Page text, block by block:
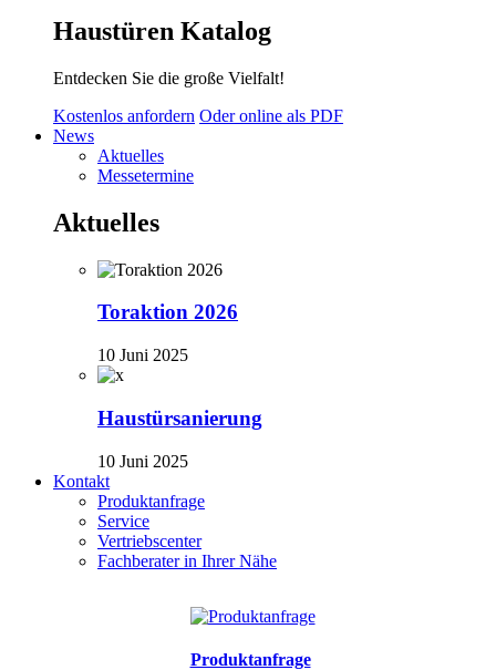
Haustüren Katalog
Entdecken Sie die große Vielfalt!
Kostenlos anfordern Oder online als PDF
News
Aktuelles
Messetermine
Aktuelles
Toraktion 2026
10 Juni 2025
Haustürsanierung
10 Juni 2025
Kontakt
Produktanfrage
Service
Vertriebscenter
Fachberater in Ihrer Nähe
Produktanfrage